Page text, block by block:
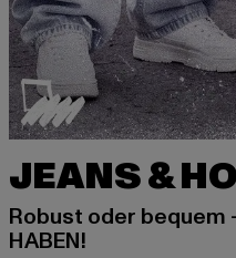
JEANS &
Robust oder bequem
HABEN!